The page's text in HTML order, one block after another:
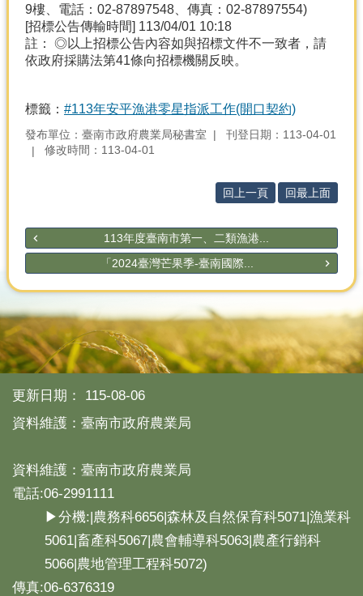
9樓、電話：02-87897548、傳真：02-87897554)
[招標公告傳輸時間] 113/04/01 10:18
註： ◎以上招標公告內容如與招標文件不一致者，請
依政府採購法第41條向招標機關反映。
標籤： #113年安平漁港零星指派工作(開口契約)
發布單位：臺南市政府農業局秘書室
刊登日期：113-04-01
修改時間：113-04-01
回上一頁 回最上面
113年度臺南市第一、二類漁港...
「2024臺灣芒果季-臺南國際...
更新日期：
115-08-06
資料維護：臺南市政府農業局
資料維護：臺南市政府農業局
電話:06-2991111
▶分機:|農務科6656|森林及自然保育科5071|漁業科
5061|畜產科5067|農會輔導科5063|農產行銷科
5066|農地管理工程科5072)
傳真:06-6376319